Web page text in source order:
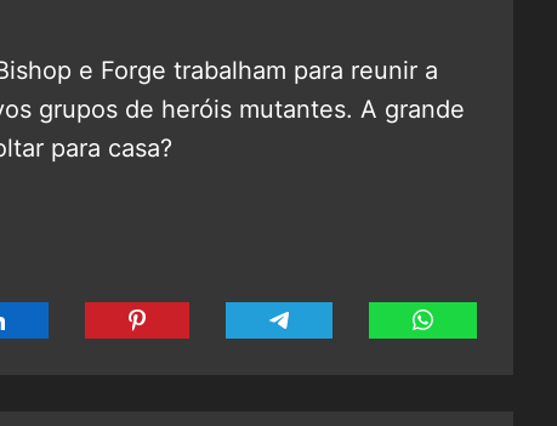
e Forge trabalham para reunir a
grupos de heróis mutantes. A grande
para casa?